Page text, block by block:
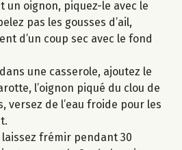
un oignon, piquez-le avec le
pas les gousses d’ail,
d’un coup sec avec le fond
une casserole, ajoutez le
l’oignon piqué du clou de
versez de l’eau froide pour les
frémir pendant 30